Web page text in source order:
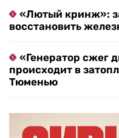
«Лютый кринж»:
восстановить
«Генератор сжег
происходит в
Тюменью